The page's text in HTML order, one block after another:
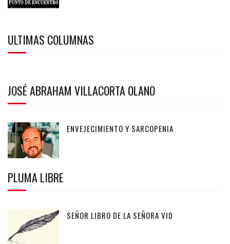
ULTIMAS COLUMNAS
JOSÉ ABRAHAM VILLACORTA OLANO
ENVEJECIMIENTO Y SARCOPENIA
PLUMA LIBRE
SEÑOR LIBRO DE LA SEÑORA VID